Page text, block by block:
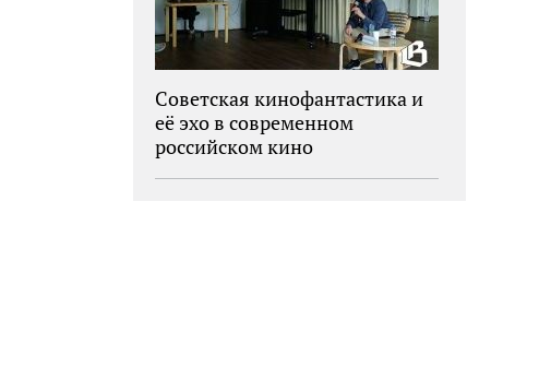
Советская кинофантастика и
её эхо в современном
российском кино